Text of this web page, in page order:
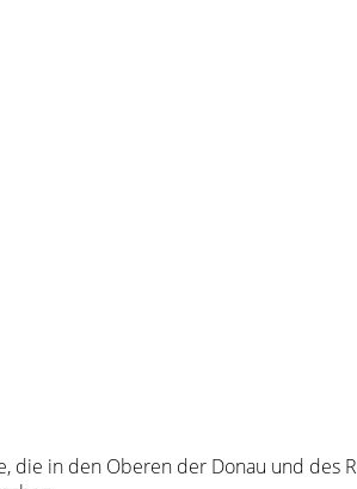
in den Oberen der Donau und des